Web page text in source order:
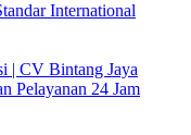
International
| CV Bintang Jaya
Pelayanan 24 Jam